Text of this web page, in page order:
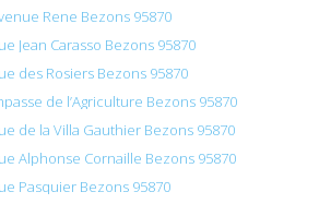
Rene Bezons 95870
Jean Carasso Bezons 95870
des Rosiers Bezons 95870
de l’Agriculture Bezons 95870
de la Villa Gauthier Bezons 95870
Alphonse Cornaille Bezons 95870
Pasquier Bezons 95870